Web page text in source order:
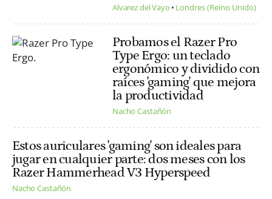
Alvarez del Vayo Londres (Reino Unido)
Probamos el Razer Pro
Type Ergo: un teclado
ergonómico y dividido con
raíces 'gaming' que mejora
la productividad
Nacho Castañón
Estos auriculares 'gaming' son ideales para
jugar en cualquier parte: dos meses con los
Razer Hammerhead V3 Hyperspeed
Nacho Castañón